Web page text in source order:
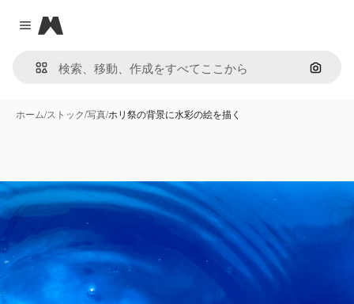
Close menu
Magnific
画像で
ホーム/ストック/写真/ホリ祭の背景に水彩の絵を描く